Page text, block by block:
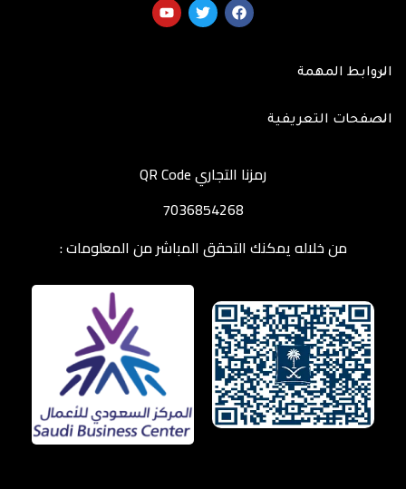
الروابط المهمة
الصفحات التعريفية
رمزنا التجاري QR Code
7036854268
من خلاله يمكنك التحقق المباشر من المعلومات :